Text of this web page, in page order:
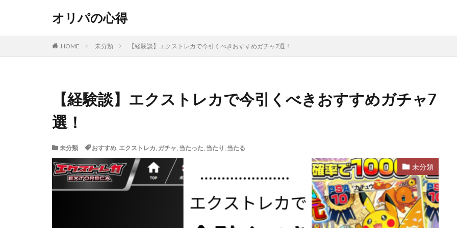
オリパの心得
HOME 未分類 【経験談】エクストレカで今引くべきおすすめガチャ7選！
【経験談】エクストレカで今引くべきおすすめガチャ7
選！
未分類 おすすめ, エクストレカ, ガチャ, 当たった, 当たり, 当たる
未分類